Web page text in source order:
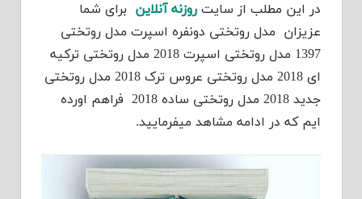
در این مطلب از سایت روزنه آنلاین برای شما
عزیزان مدل روتختی دونفره اسپرت مدل روتختی
1397 مدل روتختی اسپرت 2018 مدل روتختی ترکیه
ای 2018 مدل روتختی عروس ترک 2018 مدل روتختی
جدید 2018 مدل روتختی ساده 2018 فراهم اورده
ایم که در ادامه مشاهد میفرمایید.